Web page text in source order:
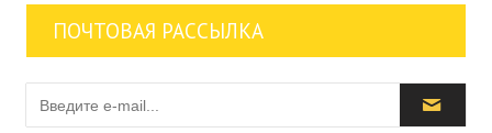
ПОЧТОВАЯ РАССЫЛКА